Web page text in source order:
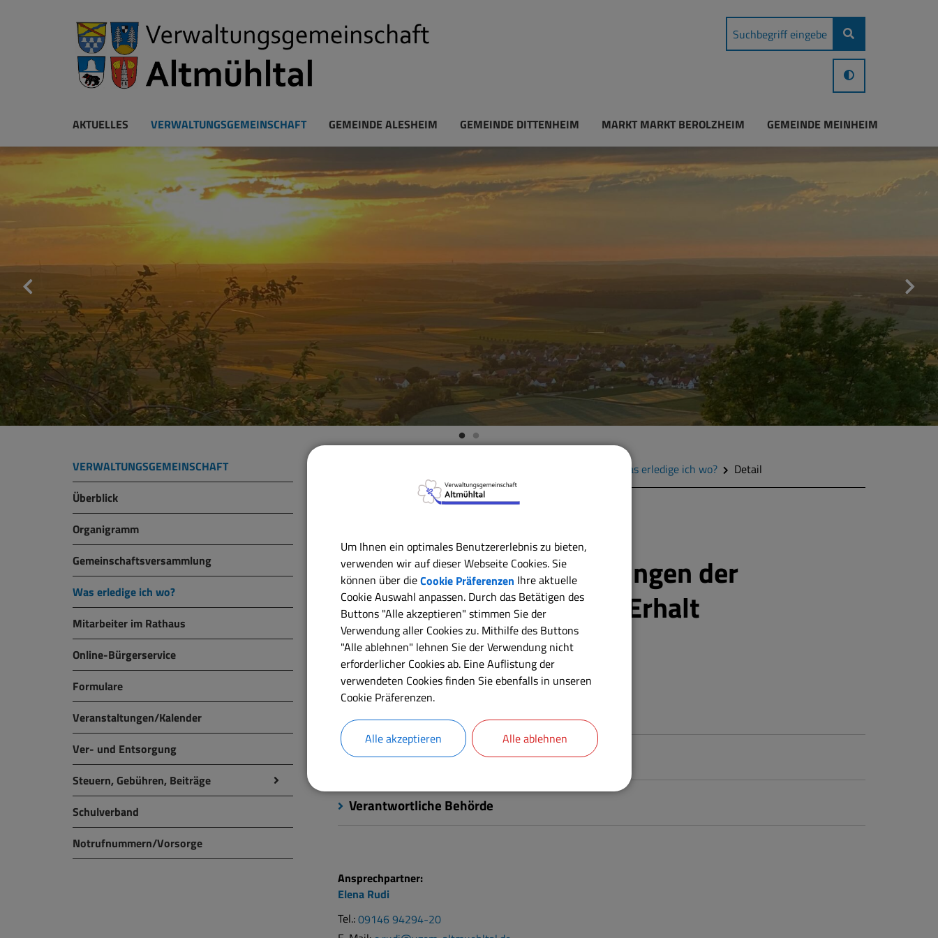
AKTUELLES VERWALTUNGSGEMEINSCHAFT GEMEINDE ALESHEIM GEMEINDE DITTENHEIM MARKT MARKT BEROLZHEIM GEMEINDE MEINHEIM
VERWALTUNGSGEMEINSCHAFT
Überblick
Organigramm
Gemeinschaftsversammlung
Was erledige ich wo?
Mitarbeiter im Rathaus
Online-Bürgerservice
Formulare
Veranstaltungen/Kalender
Ver- und Entsorgung
Steuern, Gebühren, Beiträge
Schulverband
Notrufnummern/Vorsorge
Was erledige ich wo? Detail
Amtliche Bekanntmachungen der
Gemeinde; Einsicht und Erhalt
Die Gemeinde veröffentlicht amtliche Bekanntmachungen.
Langbeschreibung
Rechtsgrundlagen
Verantwortliche Behörde
Ansprechpartner:
Elena Rudi
Tel.:09146 94294-20
Um Ihnen ein optimales Benutzererlebnis zu bieten,
verwenden wir auf dieser Webseite Cookies. Sie
können über dieCookie Präferenzen Ihre aktuelle
Cookie Auswahl anpassen. Durch das Betätigen des
Buttons "Alle akzeptieren" stimmen Sie der
Verwendung aller Cookies zu. Mithilfe des Buttons
"Alle ablehnen" lehnen Sie der Verwendung nicht
erforderlicher Cookies ab. Eine Auflistung der
verwendeten Cookies finden Sie ebenfalls in unseren
Cookie Präferenzen.
Alle akzeptieren Alle ablehnen